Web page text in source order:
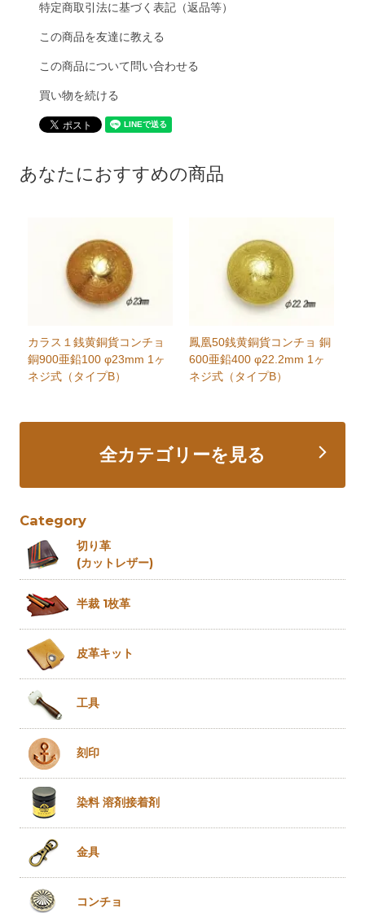
特定商取引法に基づく表記（返品等）
この商品を友達に教える
この商品について問い合わせる
買い物を続ける
あなたにおすすめの商品
カラス１銭黄銅貨コンチョ
銅900亜鉛100 φ23mm 1ヶ
ネジ式（タイプB）
鳳凰50銭黄銅貨コンチョ 銅
600亜鉛400 φ22.2mm 1ヶ
ネジ式（タイプB）
全カテゴリーを見る
Category
切り革
(カットレザー)
半裁 1枚革
皮革キット
工具
刻印
染料 溶剤接着剤
金具
コンチョ